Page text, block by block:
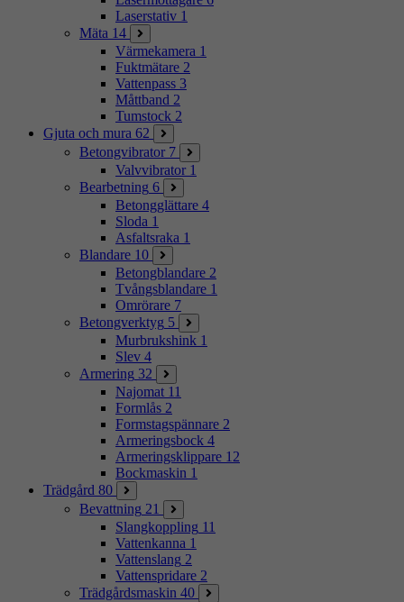
Laserstativ 1
Mäta 14
Värmekamera 1
Fuktmätare 2
Vattenpass 3
Måttband 2
Tumstock 2
Gjuta och mura 62
Betongvibrator 7
Valvvibrator 1
Bearbetning 6
Betongglättare 4
Sloda 1
Asfaltsraka 1
Blandare 10
Betongblandare 2
Tvångsblandare 1
Omrörare 7
Betongverktyg 5
Murbrukshink 1
Slev 4
Armering 32
Najomat 11
Formlås 2
Formstagspännare 2
Armeringsbock 4
Armeringsklippare 12
Bockmaskin 1
Trädgård 80
Bevattning 21
Slangkoppling 11
Vattenkanna 1
Vattenslang 2
Vattenspridare 2
Trädgårdsmaskin 40